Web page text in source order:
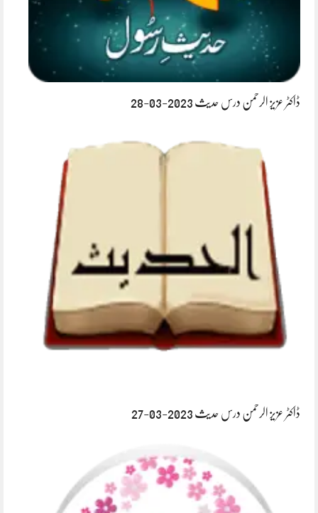
ڈاکٹر عزیز الرحمن درس حدیث 2023-03-28
ڈاکٹر عزیز الرحمن درس حدیث 2023-03-27